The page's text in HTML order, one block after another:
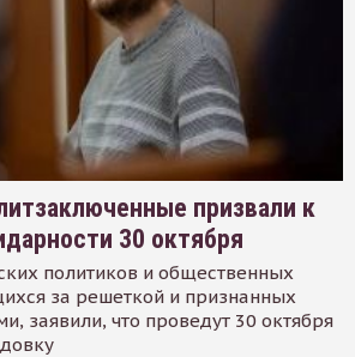
призвали к
30 октября
политиков и общественных
за решеткой и признанных
заявили, что проведут 30 октября